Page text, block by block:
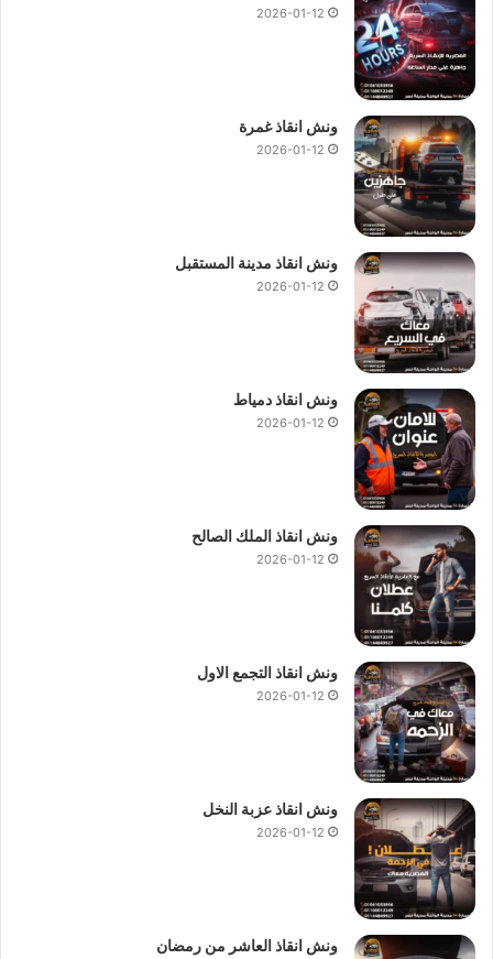
2026-01-12
ونش انقاذ غمرة
2026-01-12
ونش انقاذ مدينة المستقبل
2026-01-12
ونش انقاذ دمياط
2026-01-12
ونش انقاذ الملك الصالح
2026-01-12
ونش انقاذ التجمع الاول
2026-01-12
ونش انقاذ عزبة النخل
2026-01-12
ونش انقاذ العاشر من رمضان